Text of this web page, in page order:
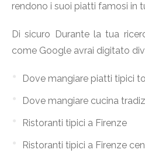
rendono i suoi piatti famosi in
Di sicuro Durante la tua
come Google avrai digitato
Dove mangiare piatti tipici
Dove mangiare cucina
Ristoranti tipici a Firenze
Ristoranti tipici a Firenze